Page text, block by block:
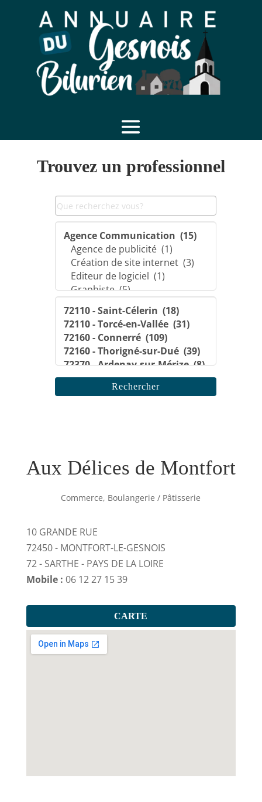
Trouvez un professionnel
Aux Délices de Montfort
Commerce, Boulangerie / Pâtisserie
10 GRANDE RUE
72450 - MONTFORT-LE-GESNOIS
72 - SARTHE - PAYS DE LA LOIRE
Mobile : 06 12 27 15 39
CARTE